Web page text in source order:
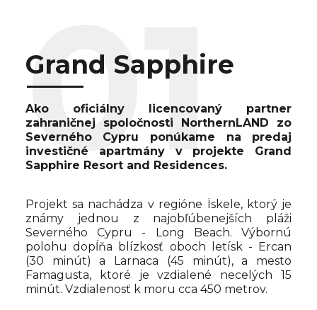
Grand Sapphire
Ako oficiálny licencovaný partner
zahraničnej spoločnosti NorthernLAND zo
Severného Cypru ponúkame na predaj
investičné apartmány v projekte Grand
Sapphire Resort and Residences.
Projekt sa nachádza v regióne İskele, ktorý je
známy jednou z najobľúbenejších pláži
Severného Cypru - Long Beach. Výbornú
polohu dopĺňa blízkosť oboch letísk - Ercan
(30 minút) a Larnaca (45 minút), a mesto
Famagusta, ktoré je vzdialené necelých 15
minút. Vzdialenosť k moru cca 450 metrov.